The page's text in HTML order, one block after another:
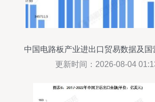
中国电路板产业进出口贸易数据及国
析
更新时间：2026-08-04